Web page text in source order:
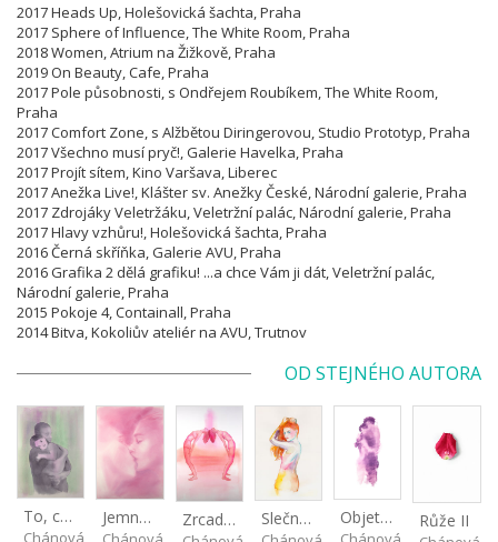
2017 Heads Up, Holešovická šachta, Praha
2017 Sphere of Influence, The White Room, Praha
2018 Women, Atrium na Žižkově, Praha
2019 On Beauty, Cafe, Praha
2017 Pole působnosti, s Ondřejem Roubíkem, The White Room,
Praha
2017 Comfort Zone, s Alžbětou Diringerovou, Studio Prototyp, Praha
2017 Všechno musí pryč!, Galerie Havelka, Praha
2017 Projít sítem, Kino Varšava, Liberec
2017 Anežka Live!, Klášter sv. Anežky České, Národní galerie, Praha
2017 Zdrojáky Veletržáku, Veletržní palác, Národní galerie, Praha
2017 Hlavy vzhůru!, Holešovická šachta, Praha
2016 Černá skříňka, Galerie AVU, Praha
2016 Grafika 2 dělá grafiku! ...a chce Vám ji dát, Veletržní palác,
Národní galerie, Praha
2015 Pokoje 4, Containall, Praha
2014 Bitva, Kokoliův ateliér na AVU, Trutnov
OD STEJNÉHO AUTORA
To, co zůstává
Chánová Lenka
Jemnost Zrcadlení Slečna V Objetí - print Růže II